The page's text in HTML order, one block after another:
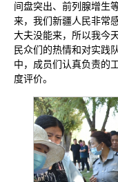
间盘突出、前列腺增生
来，我们新疆人民非常
大夫没能来，所以我今
民众们的热情和对实践
中，成员们认真负责的
度评价。